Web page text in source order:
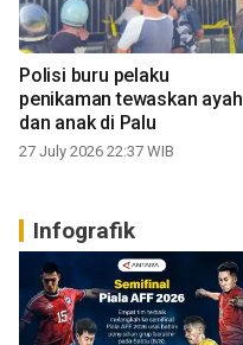
Polisi buru pelaku
penikaman tewaskan ayah
dan anak di Palu
27 July 2026 22:37 WIB
Infografik